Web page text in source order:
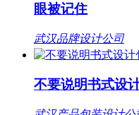
眼被记住
武汉品牌设计公司
不要说明书式设